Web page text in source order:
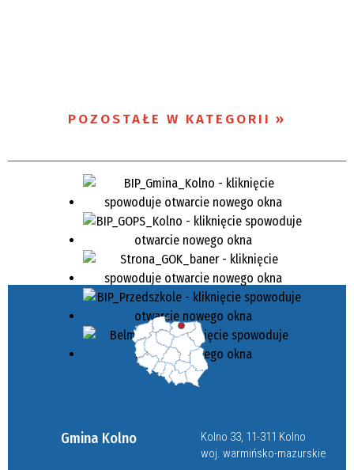
POZOSTAŁE W KATEGORII
Gmina Kolno
Kolno 33, 11-311 Kolno
woj. warmińsko-mazurskie